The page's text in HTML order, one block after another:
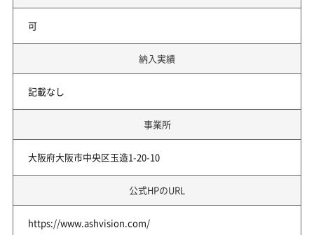
可
納入実績
記載なし
事業所
大阪府大阪市中央区玉造1-20-10
公式HPのURL
https://www.ashvision.com/